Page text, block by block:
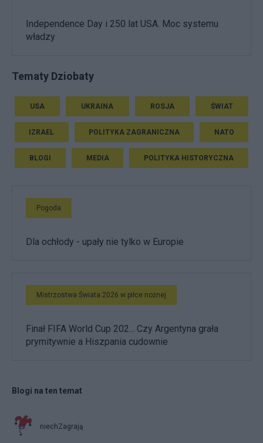
Independence Day i 250 lat USA. Moc systemu
władzy
Tematy Dziobaty
USA UKRAINA ROSJA ŚWIAT
IZRAEL POLITYKA ZAGRANICZNA NATO
BLOGI MEDIA POLITYKA HISTORYCZNA
Pogoda
Dla ochłody - upały nie tylko w Europie
Mistrzostwa Świata 2026 w piłce nożnej
Finał FIFA World Cup 202... Czy Argentyna grała
prymitywnie a Hiszpania cudownie
Blogi na ten temat
niechZagrają